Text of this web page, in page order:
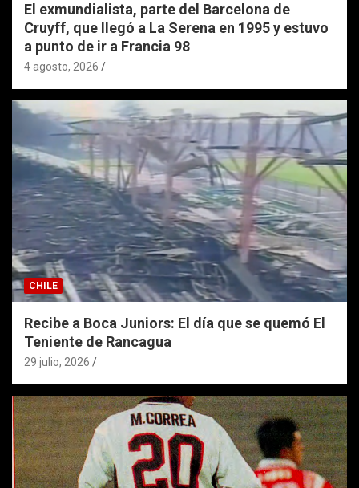
El exmundialista, parte del Barcelona de
Cruyff, que llegó a La Serena en 1995 y estuvo
a punto de ir a Francia 98
4 agosto, 2026
CHILE
Recibe a Boca Juniors: El día que se quemó El
Teniente de Rancagua
29 julio, 2026